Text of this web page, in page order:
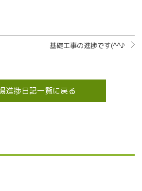
基礎工事の進捗です(^^♪
進捗日記一覧に戻る